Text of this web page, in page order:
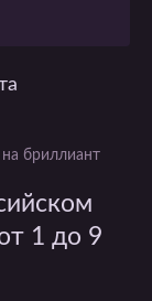
бриллиант
1 до 9